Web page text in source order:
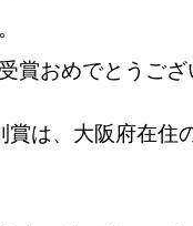
賞おめでとうござ
賞は、大阪府在住